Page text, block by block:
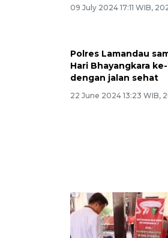
09 July 2024 17:11 WIB,
Polres Lamandau
Hari Bhayangkara
dengan jalan sehat
22 June 2024 13:23 WIB,